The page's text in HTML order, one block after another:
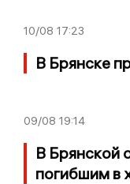
10/08 17:23
В Брянске
09/08 19:14
В Брянской
погибшим в